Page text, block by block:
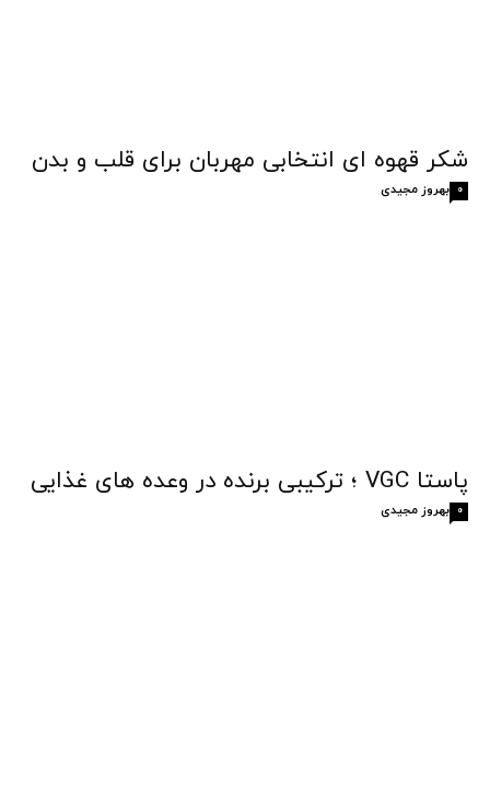
شکر قهوه‌ ای انتخابی مهربان برای قلب و بدن
بهروز مجیدی 0
پاستا VGC ؛ ترکیبی برنده در وعده های غذایی
بهروز مجیدی 0